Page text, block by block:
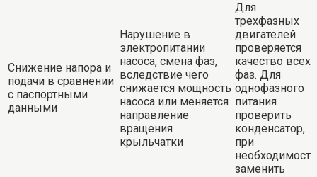
Снижение напора и
подачи в сравнении
с паспортными
данными
Нарушение в
электропитании
насоса, смена фаз,
вследствие чего
снижается мощность
насоса или меняется
направление
вращения
крыльчатки
Для
трехфазных
двигателей
проверяется
качество всех
фаз. Для
однофазного
питания
проверить
конденсатор,
при
необходимости
заменить